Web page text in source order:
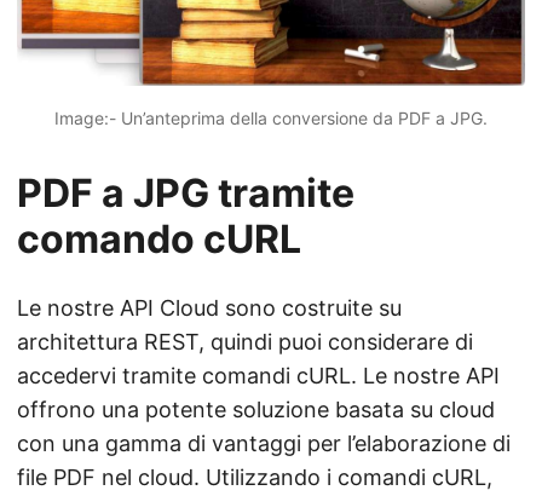
Image:- Un’anteprima della conversione da PDF a JPG.
PDF a JPG tramite
comando cURL
Le nostre API Cloud sono costruite su
architettura REST, quindi puoi considerare di
accedervi tramite comandi cURL. Le nostre API
offrono una potente soluzione basata su cloud
con una gamma di vantaggi per l’elaborazione di
file PDF nel cloud. Utilizzando i comandi cURL,